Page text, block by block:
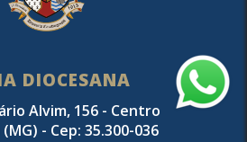
DIOCESANA
Alvim, 156 - Centro
- Cep: 35.300-036